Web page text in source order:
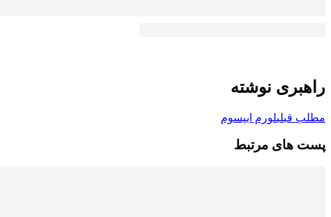
راهبری نوشته
مطلب قبلیلورم ایپسوم
پست های مرتبط